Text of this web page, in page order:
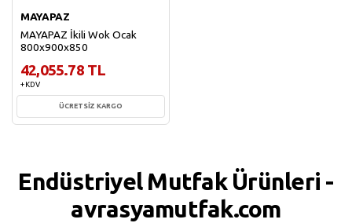
MAYAPAZ
MAYAPAZ İkili Wok Ocak
800x900x850
42,055.78 TL
+ KDV
ÜCRETSİZ KARGO
Endüstriyel Mutfak Ürünleri -
avrasyamutfak.com